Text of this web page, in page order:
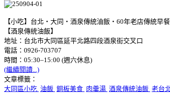
【小吃】台北‧大同‧酒泉傳統油飯‧60年老店傳統早
【酒泉傳統油飯】
地址：台北市大同區延平北路四段酒泉街交叉口
電話：0926-703707
時間：05:30–15:00 (週六休息)
(繼續閱讀...)
文章標籤：
大同區小吃 油飯 銅板美食 肉羹湯 酒泉傳統油飯 老台